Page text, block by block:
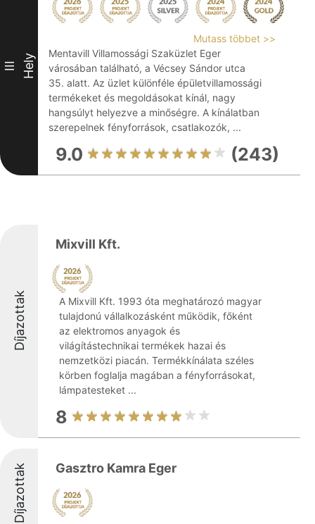
III Hely
Mutass többet >>
Mentavill Villamossági Szaküzlet Eger
városában található, a Vécsey Sándor utca
35. alatt. Az üzlet különféle épületvillamossági
termékeket és megoldásokat kínál, nagy
hangsúlyt helyezve a minőségre. A kínálatban
szerepelnek fényforrások, csatlakozók, ...
9.0 (243)
Díjazottak
Mixvill Kft.
A Mixvill Kft. 1993 óta meghatározó magyar
tulajdonú vállalkozásként működik, főként
az elektromos anyagok és
világítástechnikai termékek hazai és
nemzetközi piacán. Termékkínálata széles
körben foglalja magában a fényforrásokat,
lámpatesteket ...
8
Díjazottak Gasztro Kamra Eger